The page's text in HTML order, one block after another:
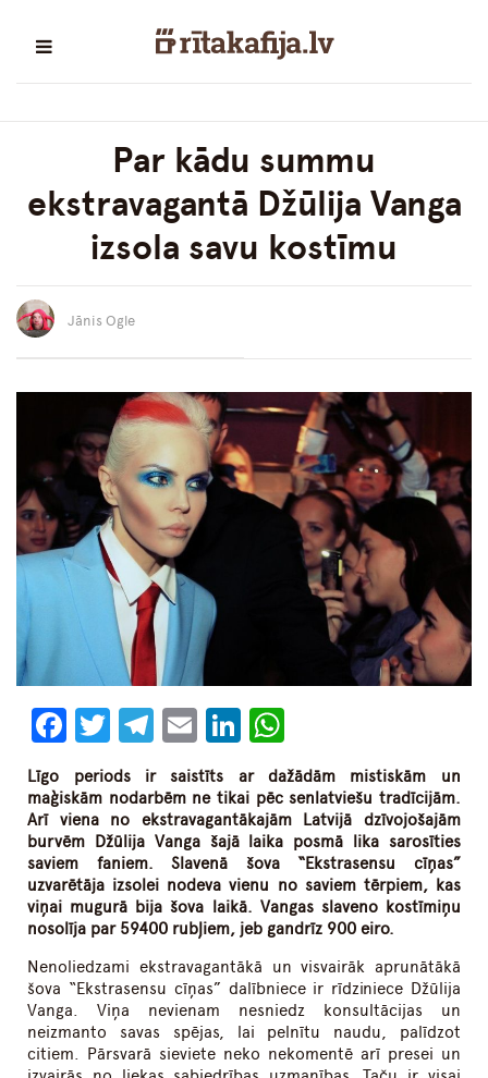
Par kādu summu
ekstravagantā Džūlija Vanga
izsola savu kostīmu
Jānis Ogle
Facebook
Twitter
Telegram
EmailLinkedIn
Līgo periods ir saistīts ar dažādām mistiskām un
maģiskām nodarbēm ne tikai pēc senlatviešu tradīcijām.
Arī viena no ekstravagantākajām Latvijā dzīvojošajām
burvēm Džūlija Vanga šajā laika posmā lika sarosīties
saviem faniem. Slavenā šova “Ekstrasensu cīņas”
uzvarētāja izsolei nodeva vienu no saviem tērpiem, kas
viņai mugurā bija šova laikā. Vangas slaveno kostīmiņu
nosolīja par 59400 rubļiem, jeb gandrīz 900 eiro.
Nenoliedzami ekstravagantākā un visvairāk aprunātākā
šova “Ekstrasensu cīņas” dalībniece ir rīdziniece Džūlija
Vanga. Viņa nevienam nesniedz konsultācijas un
neizmanto savas spējas, lai pelnītu naudu, palīdzot
citiem. Pārsvarā sieviete neko nekomentē arī presei un